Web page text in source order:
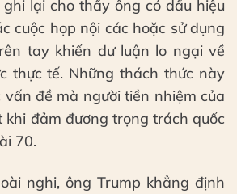
lại cho thấy ông có dấu hiệu
cuộc họp nội các hoặc sử dụng
tay khiến dư luận lo ngại về
thực tế. Những thách thức này
đề mà người tiền nhiệm của
khi đảm đương trọng trách quốc
70.
nghi, ông Trump khẳng định